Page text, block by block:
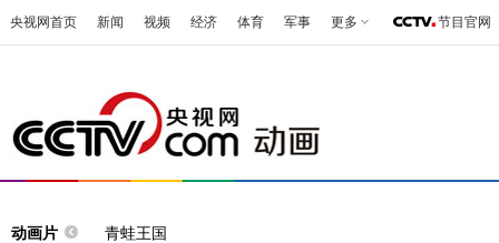
央视网首页 新闻 视频 经济 体育 军事 更多 节目官网
动画片 青蛙王国